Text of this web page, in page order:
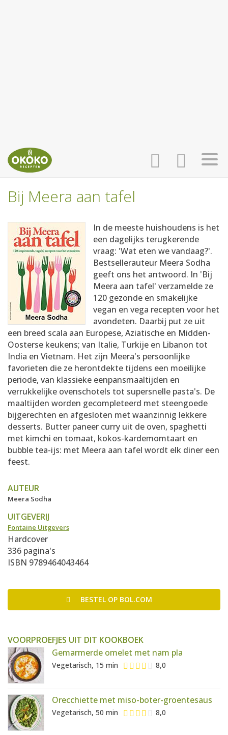
AANMELDEN
HOME
RECEPTEN
WEEKMENU'S
KOOKBOEKEN
Bij Meera aan tafel
In de meeste huishoudens is het
een dagelijks terugkerende
vraag: 'Wat eten we vandaag?'.
Bestsellerauteur Meera Sodha
geeft ons het antwoord. In 'Bij
Meera aan tafel' verzamelde ze
120 gezonde en smakelijke
vegan en vega recepten voor het
avondeten. Daarbij put ze uit
een breed scala aan Europese, Aziatische en Midden-
Oosterse keukens; van Italie, Turkije en Libanon tot
India en Vietnam. Het zijn Meera's persoonlijke
favorieten die ze herontdekte tijdens een moeilijke
periode, van klassieke eenpansmaaltijden en
verrukkelijke ovenschotels tot supersnelle pasta's. De
maaltijden worden gecompleteerd met steengoede
bijgerechten en afgesloten met waanzinnig lekkere
desserts. Butter paneer curry uit de oven, spaghetti
met kimchi en tomaat, kokos-kardemomtaart en
bubble tea-ijs: met Meera aan tafel wordt elk diner een
feest.
AUTEUR
Meera Sodha
UITGEVERIJ
Fontaine Uitgevers
Hardcover
336 pagina's
ISBN 9789464043464
BESTEL OP BOL.COM
VOORPROEFJES UIT DIT KOOKBOEK
Gemarmerde omelet met nam pla
Vegetarisch, 15 min 8,0
Orecchiette met miso-boter-groentesaus
Vegetarisch, 50 min 8,0